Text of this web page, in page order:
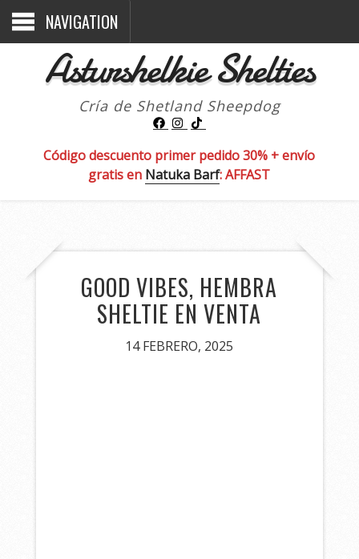
NAVIGATION
Asturshelkie Shelties
Cría de Shetland Sheepdog
Código descuento primer pedido 30% + envío
gratis en Natuka Barf: AFFAST
GOOD VIBES, HEMBRA
SHELTIE EN VENTA
14 FEBRERO, 2025